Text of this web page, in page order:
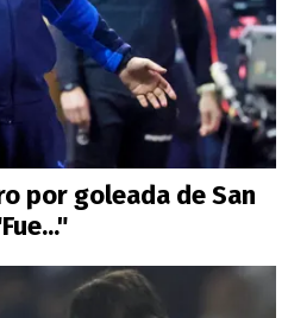
por goleada de San